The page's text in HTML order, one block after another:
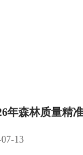
年森林质量精
13